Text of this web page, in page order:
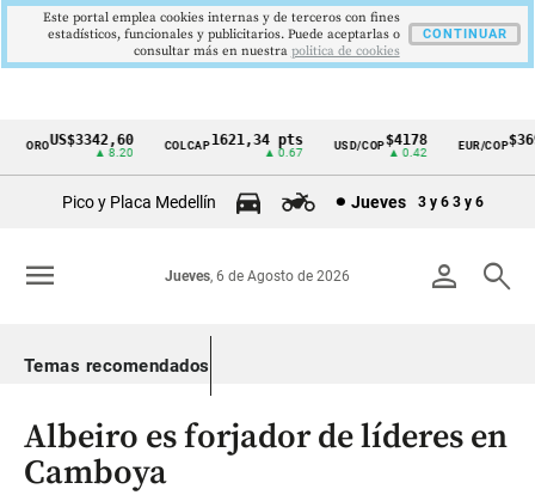
Cintillo
Colombia
OROUS$3342,60
▲ 8.20
COLCAP1621,34 pts
▲ 0.67
USD/COP$4178
▲ 0.42
EUR/COP$3697
Pico y Placa Medellín Jueves 3 y 6 3 y 6
person search
Jueves, 6 de Agosto de 2026
menu
Temas recomendados
Albeiro es forjador de líderes en
Camboya
Este portal emplea cookies internas y de terceros con fines
estadísticos, funcionales y publicitarios. Puede aceptarlas o
consultar más en nuestra politica de cookies
CONTINUAR